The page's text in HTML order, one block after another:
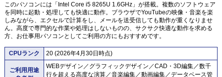
このパソコンには「Intel Core i5 8265U 1.6GHz」が搭載。複数のソフトウェア
を同時に起動・処理しても快適に動作。ブラウザでYouTubeの映像・音楽を楽
しみながら、エクセルで計算をし、メールを送受信しても動作が重くなりませ
ん。高度で専門的な作業や処理はしないものの、サクサク快適な動作を求める
方、お仕事用パソコンとしてご利用の方にもおすすめです。
CPUランク 20 (2026年4月30日時点)
ご利用用途
WEBデザイン／グラフィックデザイン／CAD・3D編集／数千
行を超える高度な演算／音楽編集／動画編集／データベース管